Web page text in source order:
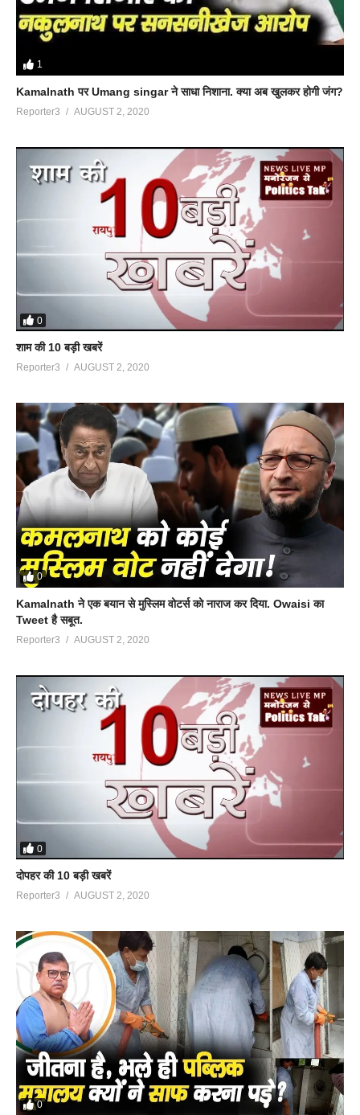
1
Kamalnath पर Umang singar ने साधा निशाना. क्या अब खुलकर होगी जंग?
Reporter3 AUGUST 2, 2020
0
शाम की 10 बड़ी खबरें
Reporter3 AUGUST 2, 2020
0
Kamalnath ने एक बयान से मुस्लिम वोटर्स को नाराज कर दिया. Owaisi का
Tweet है सबूत.
Reporter3 AUGUST 2, 2020
0
दोपहर की 10 बड़ी खबरें
Reporter3 AUGUST 2, 2020
0